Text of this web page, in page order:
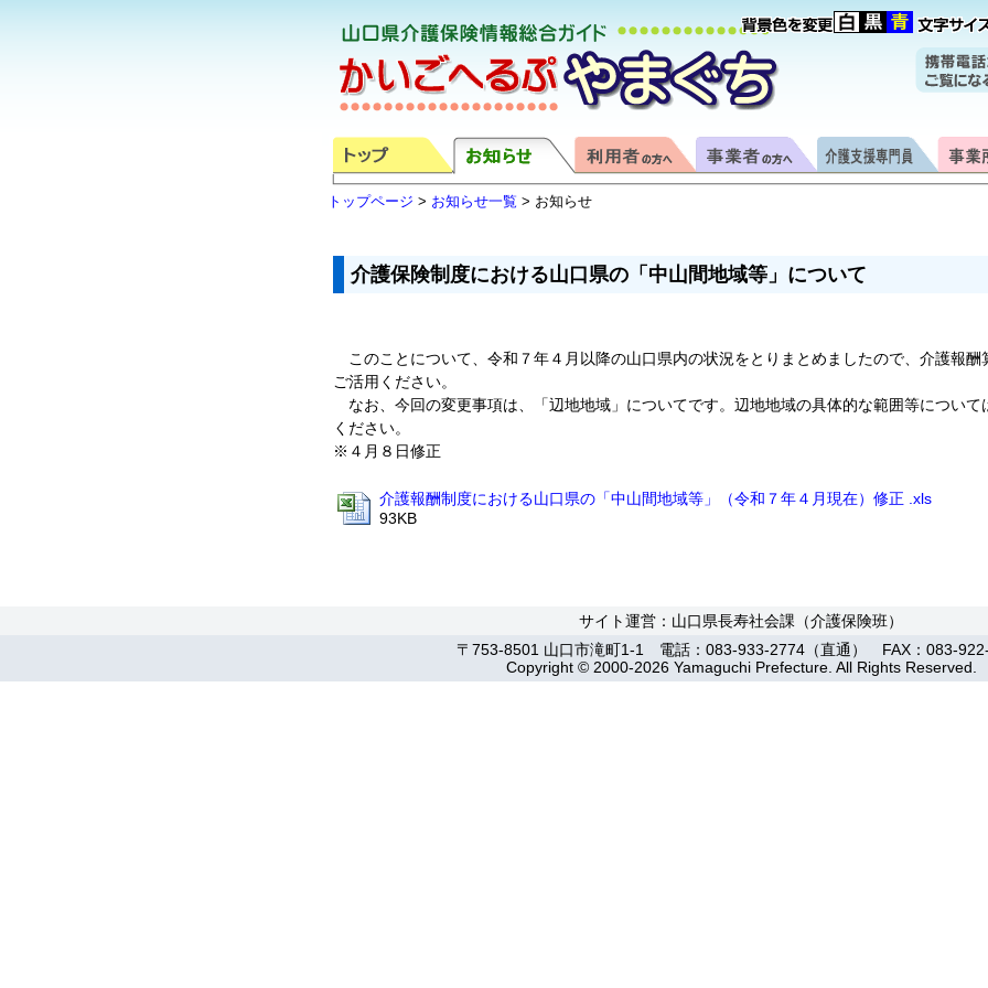
トップページ > お知らせ一覧 > お知らせ
介護保険制度における山口県の「中山間地域等」について
このことについて、令和７年４月以降の山口県内の状況をとりまとめましたので、介護報酬
ご活用ください。
なお、今回の変更事項は、「辺地地域」についてです。辺地地域の具体的な範囲等について
ください。
※４月８日修正
介護報酬制度における山口県の「中山間地域等」（令和７年４月現在）修正 .xls
93KB
サイト運営：山口県長寿社会課（介護保険班）
〒753-8501 山口市滝町1-1 電話：083-933-2774（直通） FAX：083-
Copyright © 2000-2026 Yamaguchi Prefecture. All Rights Reserved.